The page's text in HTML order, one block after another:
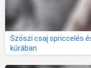
Szöszi csaj spriccelés
kúrában